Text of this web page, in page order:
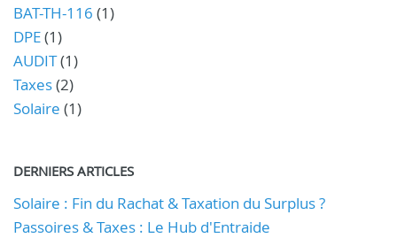
BAT-TH-116 (1)
DPE(1)
AUDIT(1)
Taxes(2)
Solaire (1)
DERNIERS ARTICLES
Solaire : Fin du Rachat & Taxation du Surplus ?
Passoires & Taxes : Le Hub d'Entraide